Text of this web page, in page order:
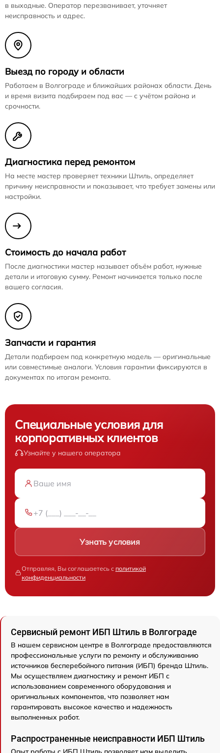
в выходные. Оператор перезванивает, уточняет
неисправность и адрес.
Выезд по городу и области
Работаем в Волгограде и ближайших районах области. День
и время визита подбираем под вас — с учётом района и
срочности.
Диагностика перед ремонтом
На месте мастер проверяет техники Штиль, определяет
причину неисправности и показывает, что требует замены или
настройки.
Стоимость до начала работ
После диагностики мастер называет объём работ, нужные
детали и итоговую сумму. Ремонт начинается только после
вашего согласия.
Запчасти и гарантия
Детали подбираем под конкретную модель — оригинальные
или совместимые аналоги. Условия гарантии фиксируются в
документах по итогам ремонта.
Специальные условия для
корпоративных клиентов
Узнайте у нашего оператора
Узнать условия
Отправляя, Вы соглашаетесь с политикой
конфиденциальности
Сервисный ремонт ИБП Штиль в Волгограде
В нашем сервисном центре в Волгограде предоставляются
профессиональные услуги по ремонту и обслуживанию
источников бесперебойного питания (ИБП) бренда Штиль.
Мы осуществляем диагностику и ремонт ИБП с
использованием современного оборудования и
оригинальных компонентов, что позволяет нам
гарантировать высокое качество и надежность
выполненных работ.
Распространенные неисправности ИБП Штиль